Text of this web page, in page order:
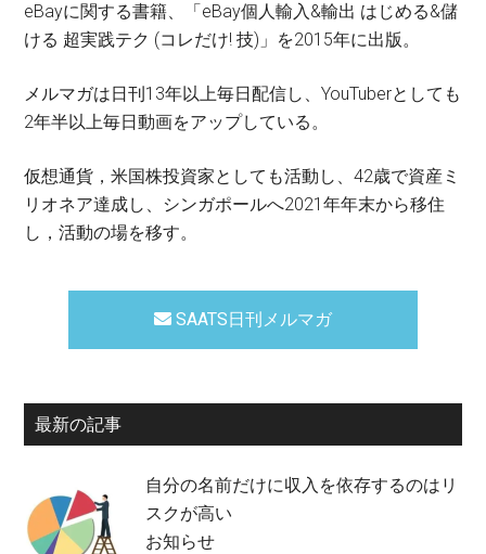
eBayに関する書籍、「eBay個人輸入&輸出 はじめる&儲
ける 超実践テク (コレだけ! 技)」を2015年に出版。
メルマガは日刊13年以上毎日配信し、YouTuberとしても
2年半以上毎日動画をアップしている。
仮想通貨，米国株投資家としても活動し、42歳で資産ミ
リオネア達成し、シンガポールへ2021年年末から移住
し，活動の場を移す。
SAATS日刊メルマガ
最新の記事
自分の名前だけに収入を依存するのはリ
スクが高い
お知らせ